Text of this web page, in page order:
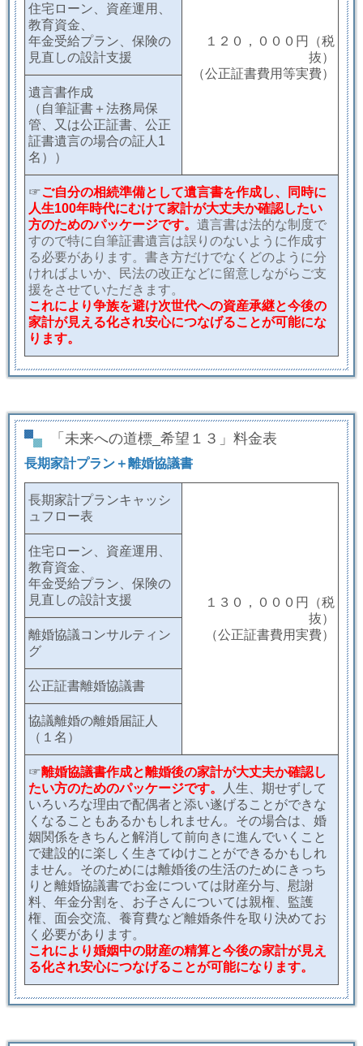
１２０，０００円（税
抜）
（公正証書費用等実費）
住宅ローン、資産運用、
教育資金、
年金受給プラン、保険の
見直しの設計支援
遺言書作成
（自筆証書＋法務局保
管、又は公正証書、公正
証書遺言の場合の証人1
名））
☞ご自分の相続準備として遺言書を作成し、同時に
人生100年時代にむけて家計が大丈夫か確認したい
方のためのパッケージです。 遺言書は法的な制度で
すので特に自筆証書遺言は誤りのないように作成す
る必要があります。書き方だけでなくどのように分
ければよいか、民法の改正などに留意しながらご支
援をさせていただきます。
これにより争族を避け次世代への資産承継と今後の
家計が見える化され安心につなげることが可能にな
ります。
「未来への道標_希望１３」料金表
長期家計プラン＋離婚協議書
長期家計プランキャッシ
ュフロー表
１３０，０００円（税
抜）
（公正証書費用実費）
住宅ローン、資産運用、
教育資金、
年金受給プラン、保険の
見直しの設計支援
離婚協議コンサルティン
グ
公正証書離婚協議書
協議離婚の離婚届証人
（１名）
☞離婚協議書作成と離婚後の家計が大丈夫か確認し
たい方のためのパッケージです。
人生、期せずして
いろいろな理由で配偶者と添い遂げることができな
くなることもあるかもしれません。その場合は、婚
姻関係をきちんと解消して前向きに進んでいくこと
で建設的に楽しく生きてゆけことができるかもしれ
ません。そのためには離婚後の生活のためにきっち
りと離婚協議書でお金については財産分与、慰謝
料、年金分割を、お子さんについては親権、監護
権、面会交流、養育費など離婚条件を取り決めてお
く必要があります。
これにより婚姻中の財産の精算と今後の家計が見え
る化され安心につなげることが可能になります。